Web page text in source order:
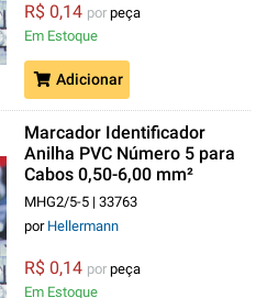
R$ 0,14 por peça
Em Estoque
Adicionar
Marcador Identificador
Anilha PVC Número 5 para
Cabos 0,50-6,00 mm²
Amarelo MHG2/5
MHG2/5-5 | 33763
por Hellermann
R$ 0,14 por peça
Em Estoque